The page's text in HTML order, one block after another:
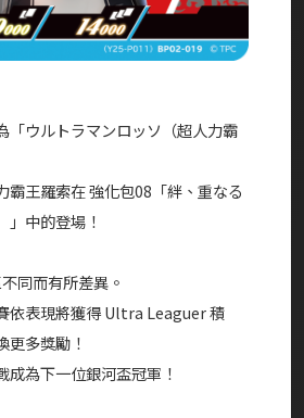
「ウルトラマンロッソ（超人力霸
霸王羅索在 強化包08「絆、重なる
」中的登場！
同而有所差異。
依表現將獲得 Ultra Leaguer 積
更多獎勵！
成為下一位銀河盃冠軍！